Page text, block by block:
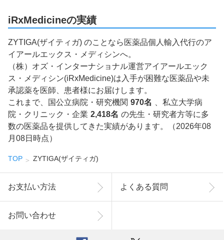
iRxMedicineの実績
ZYTIGA(ザイティガ) のことなら医薬品個人輸入代行のア
イアールエックス・メディシンへ。
（株）オズ・インターナショナル運営アイアールエック
ス・メディシン(iRxMedicine)は入手が困難な医薬品や未
承認薬を医師、患者様にお届けします。
これまで、国公立病院・研究機関 970名
、私立大学病
院・クリニック・企業 2,418名 の先生・研究者方等に多
数の医薬品を提供してきた実績があります。（2026年08
月08日時点）
TOP ZYTIGA(ザイティガ)
お支払い方法 よくある質問
お問い合わせ